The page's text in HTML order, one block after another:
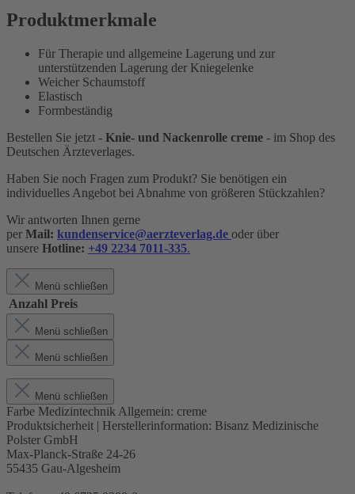
Produktmerkmale
Für Therapie und allgemeine Lagerung und zur
unterstützenden Lagerung der Kniegelenke
Weicher Schaumstoff
Elastisch
Formbeständig
Bestellen Sie jetzt - Knie- und Nackenrolle creme - im Shop des
Deutschen Ärzteverlages.
Haben Sie noch Fragen zum Produkt? Sie benötigen ein
individuelles Angebot bei Abnahme von größeren Stückzahlen?
Wir antworten Ihnen gerne
per Mail: kundenservice@aerzteverlag.de oder über
unsere Hotline: +49 2234 7011-335.
Menü schließen
Anzahl Preis
Menü schließen
Menü schließen
Menü schließen
Farbe Medizintechnik Allgemein: creme
Produktsicherheit | Herstellerinformation: Bisanz Medizinische
Polster GmbH
Max-Planck-Straße 24-26
55435 Gau-Algesheim